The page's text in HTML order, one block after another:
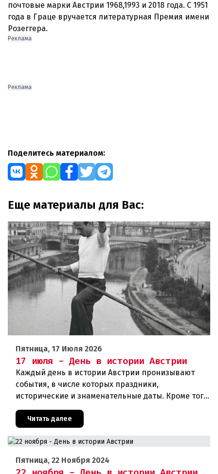
почтовые марки Австрии 1968,1993 и 2018 года. С 1951
года в Граце вручается литературная Премия имени
Розеггера.
Реклама
Реклама
Поделитесь материалом:
Еще материалы для Вас:
Пятница, 17 Июля 2026
17 июля - День в истории Австрии
Каждый день в истории Австрии пронизывают
события, в числе которых праздники,
исторические и знаменательные даты. Кроме того
дни рождения различных деятелей страны, а
также дни их смерти. Что же произ
Читать далее
Пятница, 22 Ноября 2024